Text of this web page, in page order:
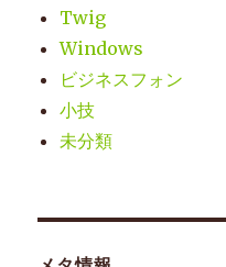
Twig
Windows
ビジネスフォン
小技
未分類